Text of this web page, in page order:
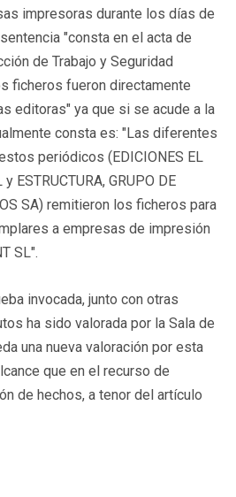
impresoras durante los días de
"consta en el acta de
de Trabajo y Seguridad
ficheros fueron directamente
editoras" ya que si se acude a la
consta es: "Las diferentes
periódicos (EDICIONES EL
ESTRUCTURA, GRUPO DE
SA) remitieron los ficheros para
a empresas de impresión
SL".
invocada, junto con otras
ha sido valorada por la Sala de
una nueva valoración por esta
que en el recurso de
de hechos, a tenor del artículo